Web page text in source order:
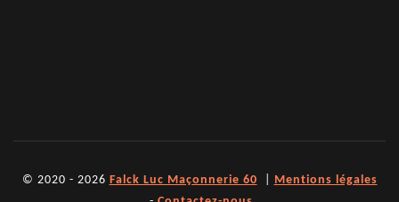
© 2020 - 2026 Falck Luc Maçonnerie 60
Mentions légales